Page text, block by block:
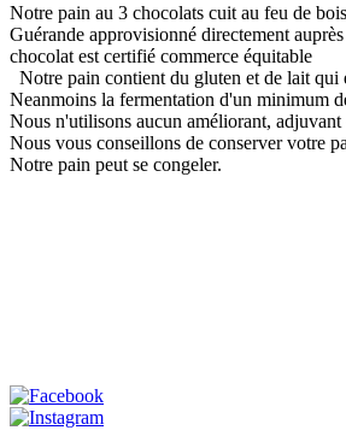
Notre pain au 3 chocolats cuit au feu de
Guérande approvisionné directement
chocolat est certifié commerce équitable
Notre pain contient du gluten et de lait qui
Neanmoins la fermentation d'un minimum
Nous n'utilisons aucun améliorant,
Nous vous conseillons de conserver votre
Notre pain peut se congeler.